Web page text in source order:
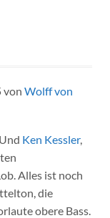
von Wolff von
Ken Kessler,
Alles ist noch
die
obere Bass.